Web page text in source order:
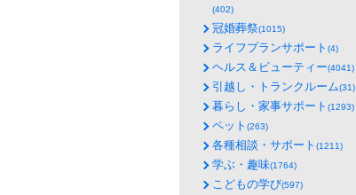
(402)
冠婚葬祭(1015)
ライフプランサポート (4)
ヘルス＆ビューティー(4041)
引越し・トランクルーム(31)
暮らし・家事サポート (1293)
ペット (263)
各種相談・サポート (1211)
学ぶ・趣味(1764)
こどもの学び(597)